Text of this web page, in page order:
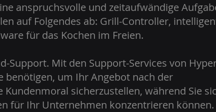
anspruchsvolle und zeitaufwändige
auf Folgendes ab: Grill-Controller,
für das Kochen im Freien.
Support. Mit den Support-Services von
benötigen, um Ihr Angebot nach der
sicherzustellen, während Sie
für Ihr Unternehmen konzentrieren können.